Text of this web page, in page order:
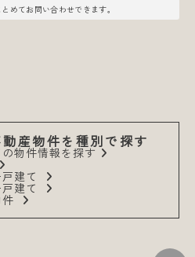
めてお問い合わせできます。
産物件を種別で探す
物件情報を探す
建て
建て